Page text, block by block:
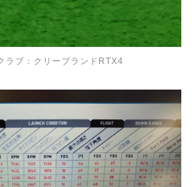
ラブ：クリーブランドRTX4